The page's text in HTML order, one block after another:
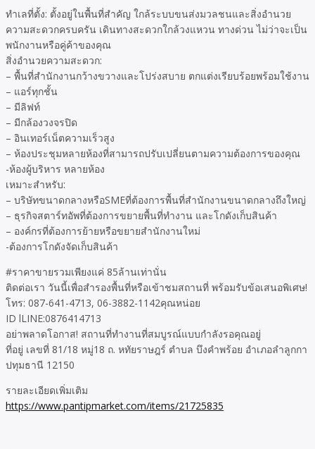
ทำเลที่ตั้ง: ตั้งอยู่ในพื้นที่สำคัญ ใกล้ระบบขนส่งมวลชนและสิ่งอำนวย
ความสะดวกครบครัน เดินทางสะดวกใกล้วงแหวน ทางด่วน ไม่ว่าจะเป็น
พนักงานหรือคู่ค้าของคุณ
สิ่งอำนวยความสะดวก:
– พื้นที่สำนักงานกว้างขวางและโปร่งสบาย ตกแต่งเรียบร้อยพร้อมใช้งาน
– แอร์ทุกชั้น
– มีลิฟท์
– มีกล้องวงจรปิด
– อินเทอร์เน็ตความเร็วสูง
– ห้องประชุมหลายห้องที่สามารถปรับเปลี่ยนตามความต้องการของคุณ
-ห้องผู้บริหาร หลายห้อง
เหมาะสำหรับ:
– บริษัทขนาดกลางหรือSMEที่ต้องการพื้นที่สำนักงานขนาดกลางถึงใหญ่
– ธุรกิจสตาร์ทอัพที่ต้องการขยายพื้นที่ทำงาน และโกดังเก็บสินค้า
– องค์กรที่ต้องการย้ายหรือขยายสำนักงานใหม่
-ต้องการโกดังจัดเก็บสินค้า
#ราคาขายรวมเพียงแค่ 85ล้านเท่านั่น
ติดต่อเรา วันนี้เพื่อสำรองพื้นที่หรือเข้าชมสถานที่ พร้อมรับข้อเสนอพิเศษ!
โทร: 087-641-4713, 06-3882-1142คุณหน่อย
ID lLINE:0876414713
อย่าพลาดโอกาส! สถานที่ทำงานที่สมบูรณ์แบบกำลังรอคุณอยู่
ที่อยู่ เลขที่ 81/18 หมู่18 ถ. หทัยราษฎร์ ตำบล บึงคำพร้อย อำเภอลำลูกกา
ปทุมธานี 12150
รายละเอียดเพิ่มเติม
https://www.pantipmarket.com/items/21725835